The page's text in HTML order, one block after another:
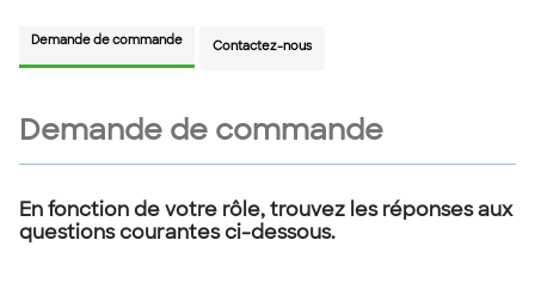
Demande de commande Contactez-nous
Demande de commande
En fonction de votre rôle, trouvez les réponses aux
questions courantes ci-dessous.